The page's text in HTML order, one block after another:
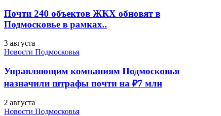
Почти 240 объектов ЖКХ обновят в
Подмосковье в рамках..
3 августа
Новости Подмосковья
Управляющим компаниям Подмосковья
назначили штрафы почти на ₽7 млн
2 августа
Новости Подмосковья